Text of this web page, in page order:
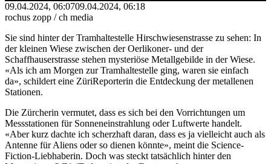
09.04.2024, 06:0709.04.2024, 06:18
rochus zopp / ch media
Sie sind hinter der Tramhaltestelle Hirschwiesenstrasse zu sehen: In
der kleinen Wiese zwischen der Oerlikoner- und der
Schaffhauserstrasse stehen mysteriöse Metallgebilde in der Wiese.
«Als ich am Morgen zur Tramhaltestelle ging, waren sie einfach
da», schildert eine ZüriReporterin die Entdeckung der metallenen
Stationen.
Die Zürcherin vermutet, dass es sich bei den Vorrichtungen um
Messstationen für Sonneneinstrahlung oder Luftwerte handelt.
«Aber kurz dachte ich scherzhaft daran, dass es ja vielleicht auch als
Antenne für Aliens oder so dienen könnte», meint die Science-
Fiction-Liebhaberin. Doch was steckt tatsächlich hinter den